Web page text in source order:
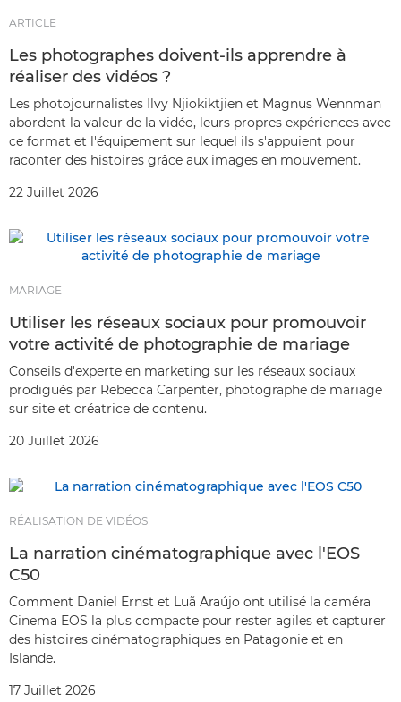
ARTICLE
Les photographes doivent-ils apprendre à
réaliser des vidéos ?
Les photojournalistes Ilvy Njiokiktjien et Magnus Wennman
abordent la valeur de la vidéo, leurs propres expériences avec
ce format et l'équipement sur lequel ils s'appuient pour
raconter des histoires grâce aux images en mouvement.
22 Juillet 2026
MARIAGE
Utiliser les réseaux sociaux pour promouvoir
votre activité de photographie de mariage
Conseils d'experte en marketing sur les réseaux sociaux
prodigués par Rebecca Carpenter, photographe de mariage
sur site et créatrice de contenu.
20 Juillet 2026
RÉALISATION DE VIDÉOS
La narration cinématographique avec l'EOS
C50
Comment Daniel Ernst et Luã Araújo ont utilisé la caméra
Cinema EOS la plus compacte pour rester agiles et capturer
des histoires cinématographiques en Patagonie et en
Islande.
17 Juillet 2026